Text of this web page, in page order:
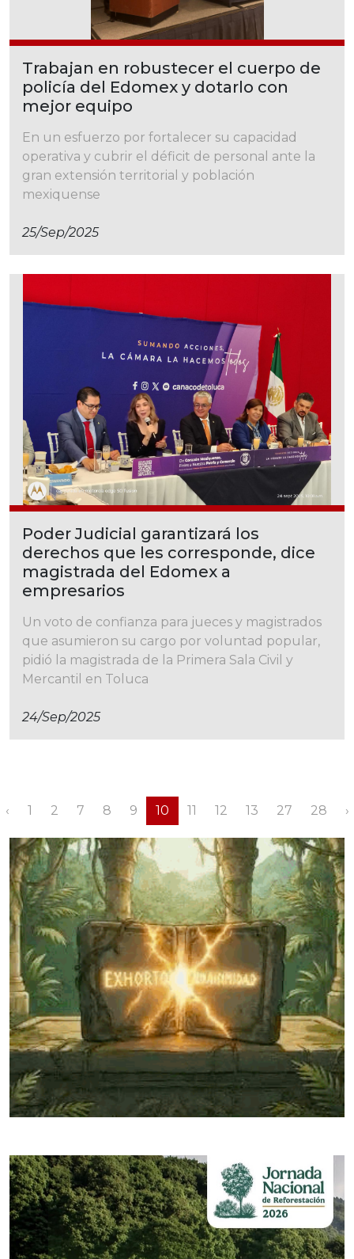
Trabajan en robustecer el cuerpo de
policía del Edomex y dotarlo con
mejor equipo
En un esfuerzo por fortalecer su capacidad
operativa y cubrir el déficit de personal ante la
gran extensión territorial y población
mexiquense
25/sep/2025
Poder Judicial garantizará los
derechos que les corresponde, dice
magistrada del Edomex a
empresarios
Un voto de confianza para jueces y magistrados
que asumieron su cargo por voluntad popular,
pidió la magistrada de la Primera Sala Civil y
Mercantil en Toluca
24/sep/2025
‹ 1 2 7 8 9 10 11 12 13 27 28 ›